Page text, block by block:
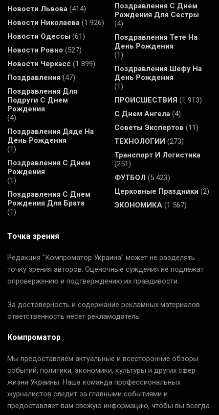
Новости Львова (414)
Новости Николаева (1 926)
Новости Одессы (61)
Новости Ровно (527)
Новости Черкасс (1 899)
Поздравления (47)
Поздравления Для
Подруги С Днем
Рождения
(4)
Поздравления Дяде На
День Рождения
(1)
Поздравления С Днем
Рождения
(1)
Поздравления С Днем
Рождения Для Брата
(1)
Поздравления С Днем
Рождения Для Сестры
(4)
Поздравления Тете На
День Рождения
(1)
Поздравления Шефу На
День Рождения
(1)
ПРОИСШЕСТВИЯ (1 913)
С Днем Ангела (4)
Советы Экспертов (11)
ТЕХНОЛОГИИ (273)
Транспорт И Логистика
(251)
ФУТБОЛ (5 423)
Церковные Праздники (2)
ЭКОНОМИКА (1 567)
Точка зрения
Редакция "Компроматор Украина" может не разделять
точку зрения авторов. Оценочные суждения не подлежат
опровержению и подтверждению их правдивости.
За достоверность и содержание рекламных материалов
ответственность несет рекламодатель.
Компроматор
Мы предоставляем актуальные и всесторонние обзоры
событий, политики, экономики, культуры и других сфер
жизни Украины. Наша команда профессиональных
журналистов следит за главными событиями и
предоставляет вам свежую информацию, чтобы вы всегда